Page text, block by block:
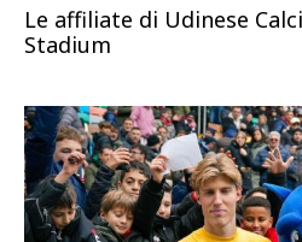
Serie A
Coppa Italia
BLUENERGY
MEETING
Le affiliate di Udinese
Stadium